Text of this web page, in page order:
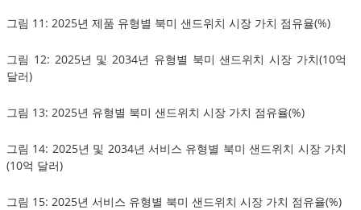
그림 11: 2025년 제품 유형별 북미 샌드위치 시장 가치 점유율(%)
그림 12: 2025년 및 2034년 유형별 북미 샌드위치 시장 가치(10억
달러)
그림 13: 2025년 유형별 북미 샌드위치 시장 가치 점유율(%)
그림 14: 2025년 및 2034년 서비스 유형별 북미 샌드위치 시장 가치
(10억 달러)
그림 15: 2025년 서비스 유형별 북미 샌드위치 시장 가치 점유율(%)